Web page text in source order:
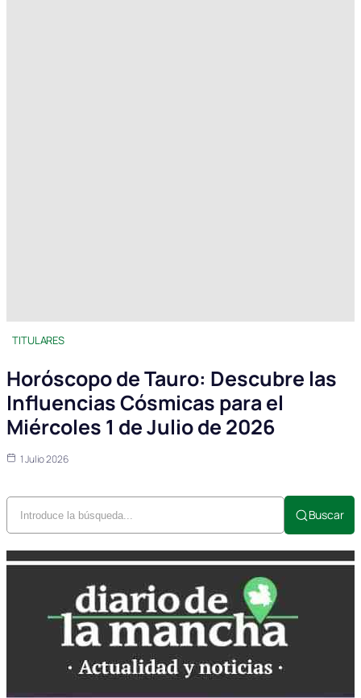
TITULARES
Horóscopo de Tauro: Descubre las
Influencias Cósmicas para el
Miércoles 1 de Julio de 2026
1 Julio 2026
Buscar